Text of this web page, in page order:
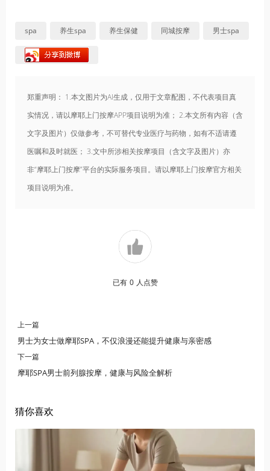
spa 养生spa 养生保健 同城按摩 男士spa
郑重声明： 1.本文图片为AI生成，仅用于文章配图，不代表项目真
实情况，请以摩耶上门按摩APP项目说明为准； 2.本文所有内容（含
文字及图片）仅做参考，不可替代专业医疗与药物，如有不适请遵
医嘱和及时就医； 3.文中所涉相关按摩项目（含文字及图片）亦
非“摩耶上门按摩”平台的实际服务项目。请以摩耶上门按摩官方相关
项目说明为准。
已有 0 人点赞
上一篇
男士为女士做摩耶SPA，不仅浪漫还能提升健康与亲密感
下一篇
摩耶SPA男士前列腺按摩，健康与风险全解析
猜你喜欢